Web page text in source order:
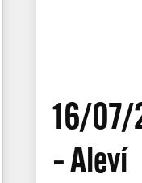
16/07/
– Aleví